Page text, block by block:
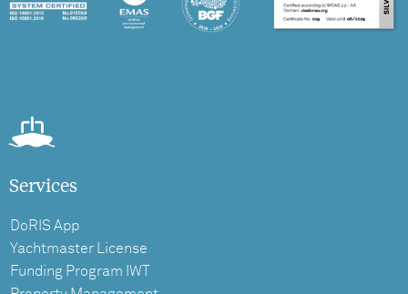
Services
DoRIS App
Yachtmaster License
Funding Program IWT